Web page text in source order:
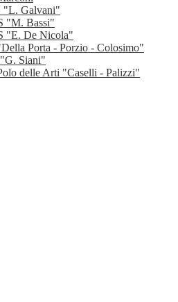
"L. Galvani"
"M. Bassi"
"E. De Nicola"
Porta - Porzio - Colosimo"
Siani"
delle Arti "Caselli - Palizzi"